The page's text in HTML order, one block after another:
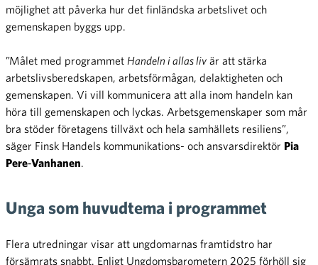
möjlighet att påverka hur det finländska arbetslivet och
gemenskapen byggs upp.
”Målet med programmet Handeln i allas liv är att stärka
arbetslivsberedskapen, arbetsförmågan, delaktigheten och
gemenskapen. Vi vill kommunicera att alla inom handeln kan
höra till gemenskapen och lyckas. Arbetsgemenskaper som mår
bra stöder företagens tillväxt och hela samhällets resiliens”,
säger Finsk Handels kommunikations- och ansvarsdirektör Pia
Pere‑Vanhanen.
Unga som huvudtema i programmet
Flera utredningar visar att ungdomarnas framtidstro har
försämrats snabbt. Enligt Ungdomsbarometern 2025 förhöll sig